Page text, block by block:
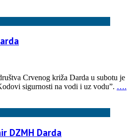
Crvenog križa Darda u subotu je
sigurnosti na vodi i uz vodu”. ….
DZMH Darda